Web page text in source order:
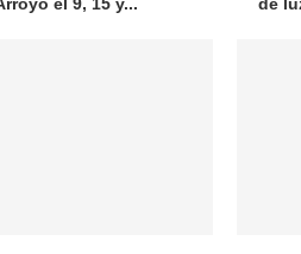
el 9, 15 y...
de